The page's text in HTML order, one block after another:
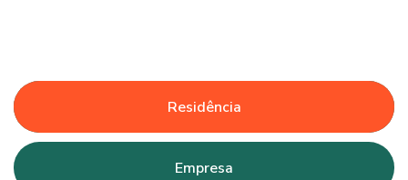
Residência
Empresa